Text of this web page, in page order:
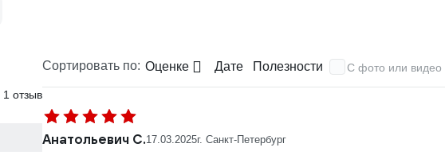
1 отзыв
Сортировать по: Оценке Дате Полезности С фото или видео
Анатольевич С.17.03.2025г. Санкт-Петербург